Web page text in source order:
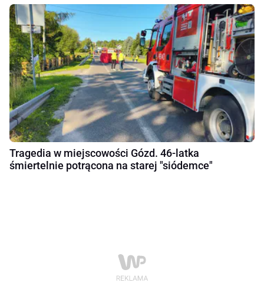
Tragedia w miejscowości Gózd. 46-latka
śmiertelnie potrącona na starej "siódemce"